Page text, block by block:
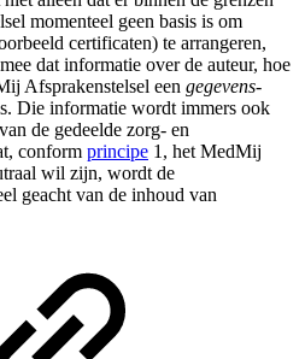
momenteel geen basis is om
certificaten) te arrangeren,
dat informatie over de auteur, hoe
Afsprakenstelsel een gegevens-
Die informatie wordt immers ook
de gedeelde zorg- en
conform principe 1, het MedMij
wil zijn, wordt de
geacht van de inhoud van